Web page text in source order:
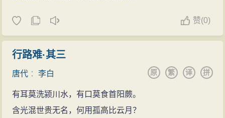
赞(0)
行路难·其三
唐代 ：李白 拼
译
繁
原
有耳莫洗颍川水，有口莫食首阳蕨。
含光混世贵无名，何用孤高比云月？